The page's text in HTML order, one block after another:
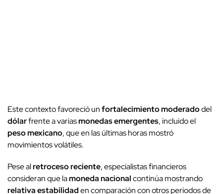
Este contexto favoreció unfortalecimiento moderadodel
dólarfrente a variasmonedas emergentes, incluido el
peso mexicano, que en las últimas horas mostró
movimientos volátiles.
Pese alretroceso reciente, especialistas financieros
consideran que lamoneda nacionalcontinúa mostrando
relativa estabilidaden comparación con otros periodos de